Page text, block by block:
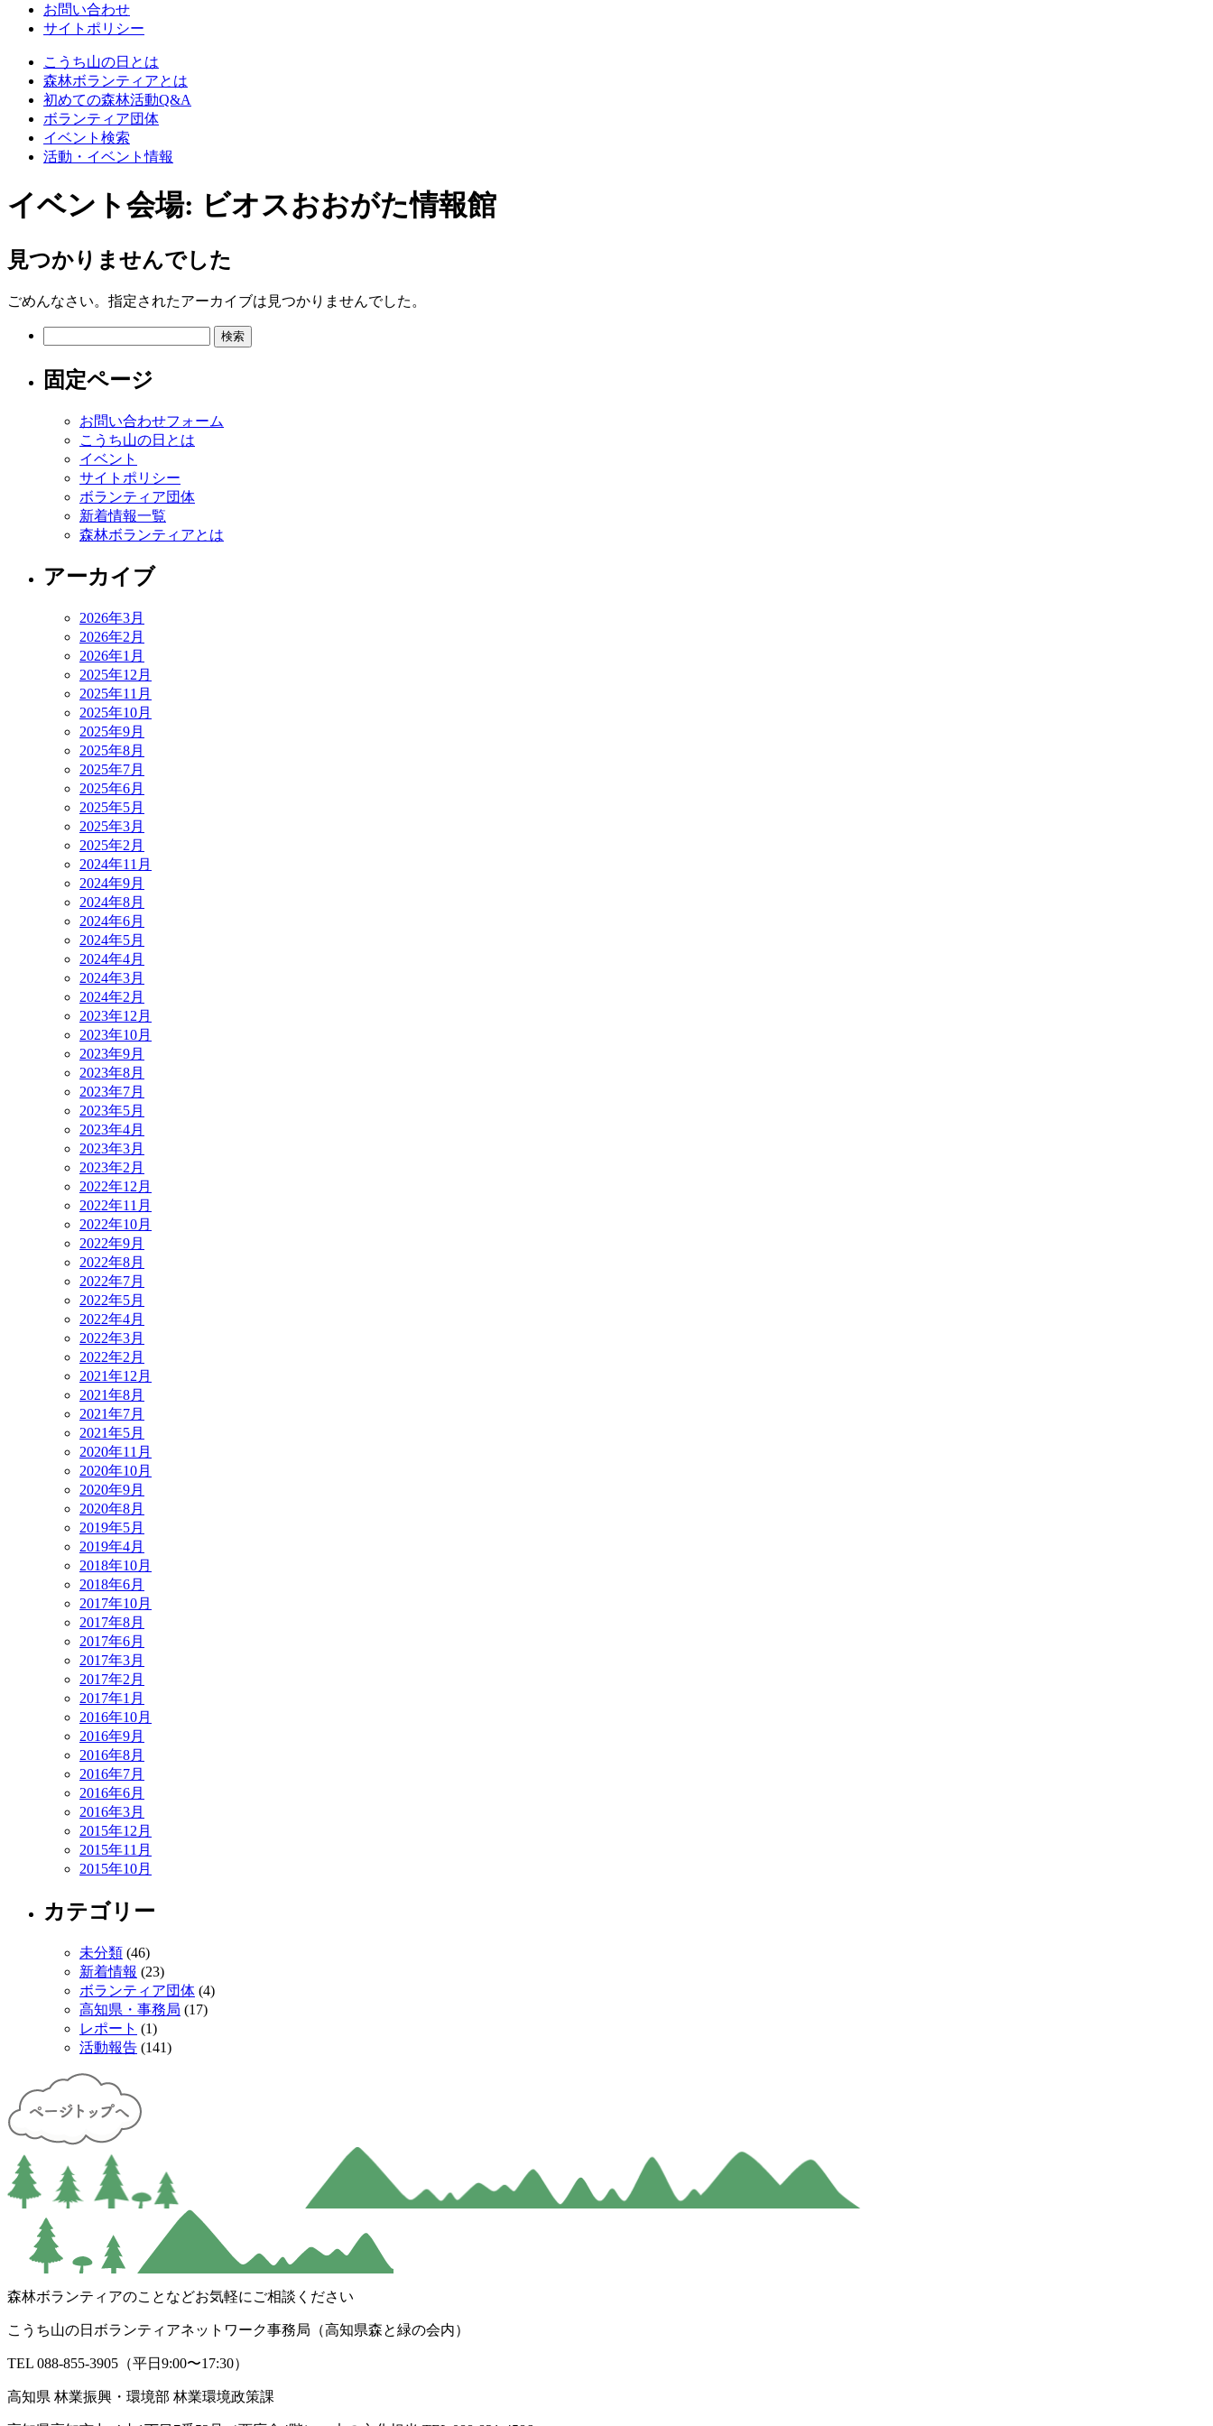
お問い合わせ
サイトポリシー
こうち山の日とは
森林ボランティアとは
初めての森林活動Q&A
ボランティア団体
イベント検索
活動・イベント情報
イベント会場: ビオスおおがた情報館
見つかりませんでした
ごめんなさい。指定されたアーカイブは見つかりませんでした。
固定ページ
お問い合わせフォーム
こうち山の日とは
イベント
サイトポリシー
ボランティア団体
新着情報一覧
森林ボランティアとは
アーカイブ
2026年3月
2026年2月
2026年1月
2025年12月
2025年11月
2025年10月
2025年9月
2025年8月
2025年7月
2025年6月
2025年5月
2025年3月
2025年2月
2024年11月
2024年9月
2024年8月
2024年6月
2024年5月
2024年4月
2024年3月
2024年2月
2023年12月
2023年10月
2023年9月
2023年8月
2023年7月
2023年5月
2023年4月
2023年3月
2023年2月
2022年12月
2022年11月
2022年10月
2022年9月
2022年8月
2022年7月
2022年5月
2022年4月
2022年3月
2022年2月
2021年12月
2021年8月
2021年7月
2021年5月
2020年11月
2020年10月
2020年9月
2020年8月
2019年5月
2019年4月
2018年10月
2018年6月
2017年10月
2017年8月
2017年6月
2017年3月
2017年2月
2017年1月
2016年10月
2016年9月
2016年8月
2016年7月
2016年6月
2016年3月
2015年12月
2015年11月
2015年10月
カテゴリー
未分類 (46)
新着情報 (23)
ボランティア団体 (4)
高知県・事務局 (17)
レポート (1)
活動報告 (141)
森林ボランティアのことなどお気軽にご相談ください
こうち山の日ボランティアネットワーク事務局（高知県森と緑の会内）
TEL 088-855-3905（平日9:00〜17:30）
高知県 林業振興・環境部 林業環境政策課